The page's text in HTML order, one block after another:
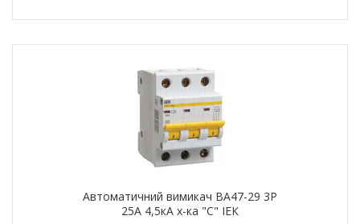
Автоматичний вимикач ВА47-29 3Р
25А 4,5кА х-ка "С" ІЕК